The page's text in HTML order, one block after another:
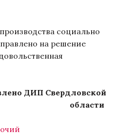
социально
на решение
ДИП Свердловской
области